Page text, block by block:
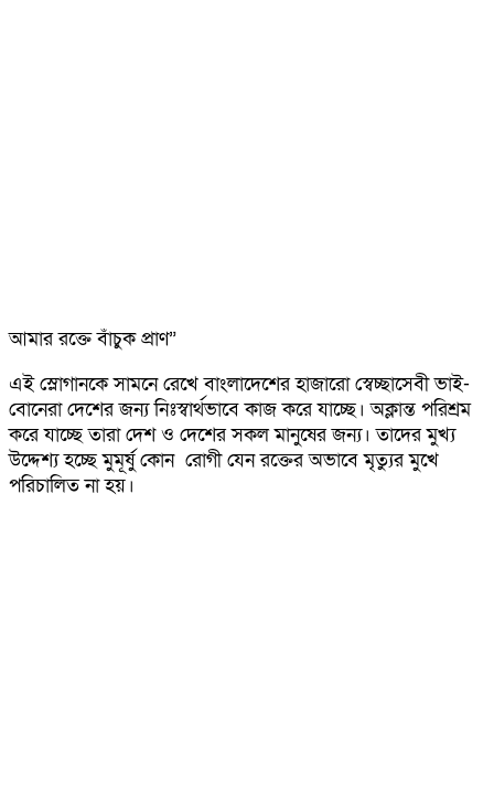
আমার রক্তে বাঁচুক প্রাণ”
এই স্লোগানকে সামনে রেখে বাংলাদেশের হাজারো স্বেচ্ছাসেবী ভাই-
বোনেরা দেশের জন্য নিঃস্বার্থভাবে কাজ করে যাচ্ছে। অক্লান্ত পরিশ্রম
করে যাচ্ছে তারা দেশ ও দেশের সকল মানুষের জন্য। তাদের মুখ্য
উদ্দেশ্য হচ্ছে মুমূর্ষু কোন রোগী যেন রক্তের অভাবে মৃত্যুর মুখে
পরিচালিত না হয়।